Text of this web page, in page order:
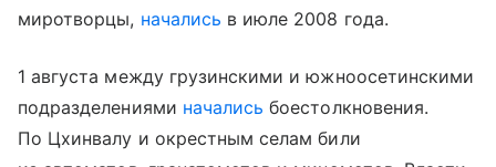
миротворцы, начались в июле 2008 года.
1 августа между грузинскими и южноосетинскими
подразделениями начались боестолкновения.
По Цхинвалу и окрестным селам били